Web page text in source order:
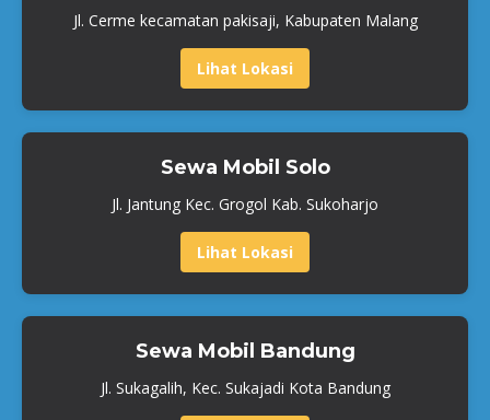
Jl. Cerme kecamatan pakisaji, Kabupaten Malang
Lihat Lokasi
Sewa Mobil Solo
Jl. Jantung Kec. Grogol Kab. Sukoharjo
Lihat Lokasi
Sewa Mobil Bandung
Jl. Sukagalih, Kec. Sukajadi Kota Bandung